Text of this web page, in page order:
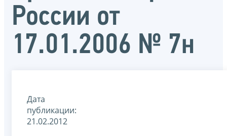
России от
17.01.2006 № 7н
Дата
публикации:
21.02.2012